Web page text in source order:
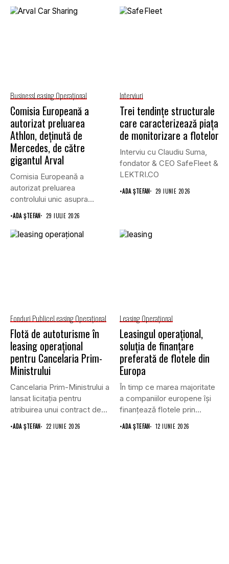
BusinessLeasing Operaţional
Comisia Europeană a
autorizat preluarea
Athlon, deținută de
Mercedes, de către
gigantul Arval
Comisia Europeană a
autorizat preluarea
controlului unic asupra
companiei de leasing
Athlon...
•ADA ȘTEFAN 29 IULIE 2026
Interviuri
Trei tendințe structurale
care caracterizează piața
de monitorizare a flotelor
Interviu cu Claudiu Suma,
fondator & CEO SafeFleet &
LEKTRI.CO
•ADA ȘTEFAN 29 IUNIE 2026
Fonduri PubliceLeasing Operaţional
Flotă de autoturisme în
leasing operațional
pentru Cancelaria Prim-
Ministrului
Cancelaria Prim-Ministrului a
lansat licitația pentru
atribuirea unui contract de
furnizare a...
•ADA ȘTEFAN 22 IUNIE 2026
Leasing Operaţional
Leasingul operațional,
soluția de finanțare
preferată de flotele din
Europa
În timp ce marea majoritate
a companiilor europene își
finanțează flotele prin...
•ADA ȘTEFAN 12 IUNIE 2026